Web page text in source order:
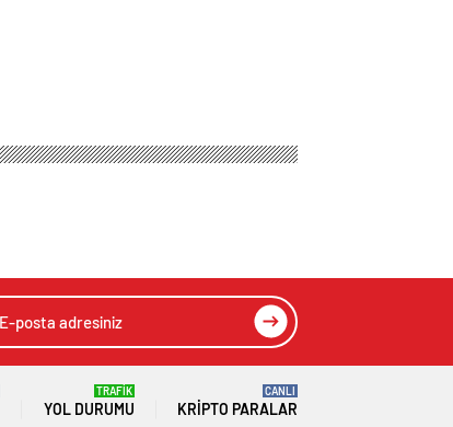
YOL DURUMU
TRAFİK
KRIPTO PARALAR
CANLI